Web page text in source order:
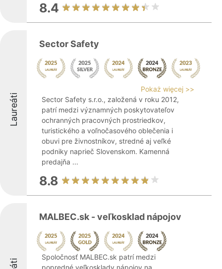
8.4
Laureáti
Sector Safety
Pokaż więcej >>
Sector Safety s.r.o., založená v roku 2012,
patrí medzi významných poskytovateľov
ochranných pracovných prostriedkov,
turistického a voľnočasového oblečenia i
obuvi pre živnostníkov, stredné aj veľké
podniky naprieč Slovenskom. Kamenná
predajňa ...
8.8
MALBEC.sk - veľkosklad nápojov
Spoločnosť MALBEC.sk patrí medzi
popredné veľkosklady nápojov na